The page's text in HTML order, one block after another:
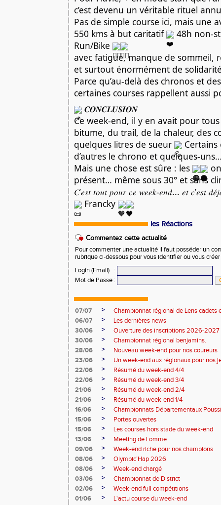
c’est devenu un véritable rituel
Pas de simple course ici, mais une
550 kms à but caritatif
48h non-
Run/Bike
avec fatigue, manque de sommeil,
et surtout énormément de
Parce qu’au-delà des chronos et
certaines courses rappellent aussi
𝑪𝑶𝑵𝑪𝑳𝑼𝑺𝑰𝑶𝑵
Ce week-end, il y en avait pour
bitume, du trail, de la chaleur, des
quelques litres de sueur
Certains
d’autres le chrono et quelques-
Mais une chose est sûre : les
présent… même sous 30° et sans
𝐶’𝑒𝑠𝑡 𝑡𝑜𝑢𝑡 𝑝𝑜𝑢𝑟 𝑐𝑒 𝑤𝑒𝑒𝑘-𝑒𝑛𝑑... 𝑒𝑡 𝑐’𝑒𝑠𝑡
Francky
les Réactions
Commentez cette actualité
Pour commenter une actualité il faut posséder un
rubrique ci-dessous pour vous identifier ou vous
Login (Email)
:
Mot de Passe :
07/07 >
Championnat régional de Lens cadets
06/07
>
Les dernières news
30/06
>
Ouverture des inscriptions 2026-2027
30/06
>
Championnat régional benjamins.
28/06
>
Nouveau week-end pour nos coureurs
23/06
>
Un week-end aux régionaux pour nos
22/06
>
Résumé du week-end 4/4
22/06
>
Résumé du week-end 3/4
21/06
>
Résumé du week-end 2/4
21/06
>
Résumé du week-end 1/4
16/06
>
Championnats Départementaux
15/06
>
Portes ouvertes
15/06
>
Les courses hors stade du week-end
13/06
>
Meeting de Lomme
09/06
>
Week-end riche pour nos champions
08/06
>
Olympic’Hap 2026
08/06
>
Week-end chargé
03/06
>
Championnat de District
02/06
>
Week-end full compétitions
01/06
> L'actu course du week-end